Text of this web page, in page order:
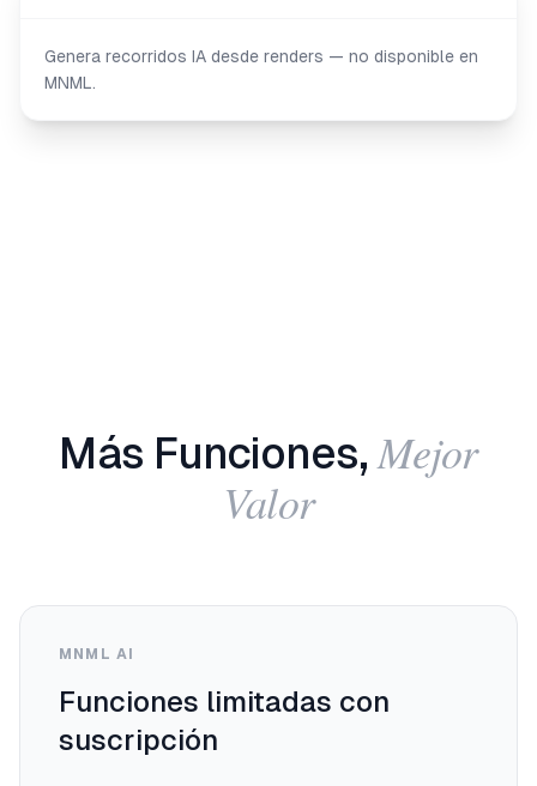
Genera recorridos IA desde renders — no disponible en
MNML.
Más Funciones, Mejor
Valor
MNML AI
Funciones limitadas con
suscripción